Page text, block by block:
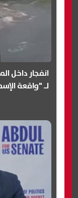
انفجار داخل
لـ "واقعة